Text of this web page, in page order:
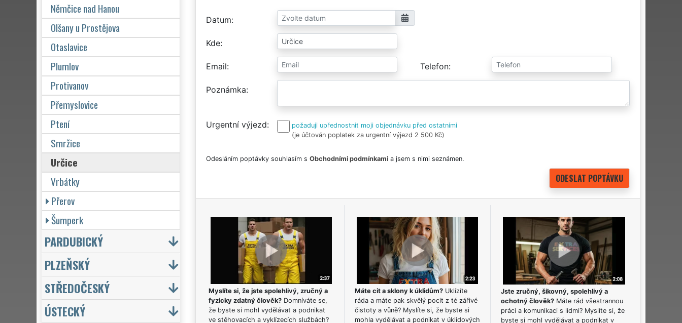
Datum
Kde
Email Telefon
Poznámka
Urgentní výjezd
požaduji upřednostnit moji objednávku před ostatními
(je účtován poplatek za urgentní výjezd 2 500 Kč)
Odesláním poptávky souhlasím s Obchodními podmínkamia jsem s nimi seznámen.
Myslíte si, že jste spolehlivý, zručný a
fyzicky zdatný člověk?Domníváte se,
že byste si mohl vydělávat a podnikat
ve stěhovacích a vyklízecích službách?
Máte cit a sklony k úklidům?Uklízíte
ráda a máte pak skvělý pocit z té zářivé
čistoty a vůně? Myslíte si, že byste si
mohla vydělávat a podnikat v úklidových
Jste zručný, šikovný, spolehlivý a
ochotný člověk? Máte rád všestrannou
práci a komunikaci s lidmi? Myslíte si, že
byste si mohl vydělávat a podnikat v
Němčice nad Hanou
Olšany u Prostějova
Otaslavice
Plumlov
Protivanov
Přemyslovice
Ptení
Smržice
Určice
Vrbátky
Přerov
Šumperk
PARDUBICKÝ
PLZEŇSKÝ
STŘEDOČESKÝ
ÚSTECKÝ